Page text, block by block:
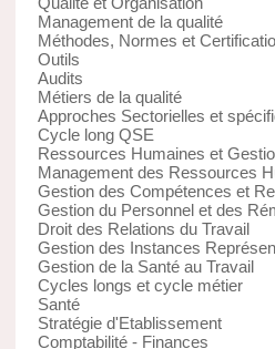
Management de la qualité
Méthodes, Normes et
Outils
Audits
Métiers de la qualité
Approches Sectorielles et
Cycle long QSE
Ressources Humaines et
Management des Ressources
Gestion des Compétences et
Gestion du Personnel et des
Droit des Relations du Travail
Gestion des Instances
Gestion de la Santé au Travail
Cycles longs et cycle métier
Santé
Stratégie d'Etablissement
Comptabilité - Finances